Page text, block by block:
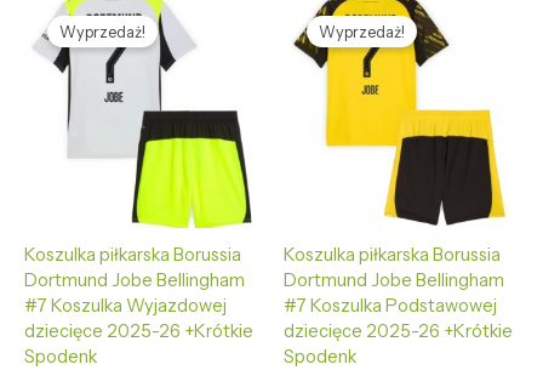
Wyprzedaż!
Koszulka piłkarska Borussia
Dortmund Jobe Bellingham
#7 Koszulka Wyjazdowej
dziecięce 2025-26 +Krótkie
Spodenk
cena
wynosiła:
469,85 zł.
cena
wynosi:
127,69 zł.
Wyprzedaż!
Koszulka piłkarska Borussia
Dortmund Jobe Bellingham
#7 Koszulka Podstawowej
dziecięce 2025-26 +Krótkie
Spodenk
cena
wynosiła:
469,85 zł.
cena
wynosi:
127,69 zł.